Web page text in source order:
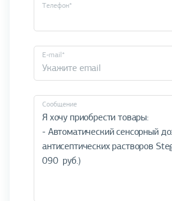
Телефон*
E-mail*
Cообщение